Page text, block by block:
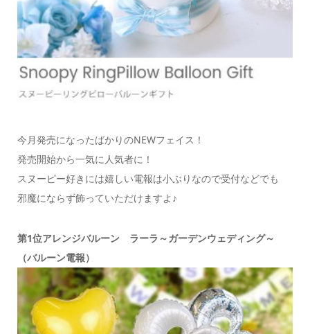
今月発売になったばかりのNEWフェイス！
発売開始から一気に人気者に！
スヌーピー好きには嬉しい電報は小ぶりなので受付などでも
邪魔にならず飾っていただけますよ♪
第1位アレンジバルーン ラーラ～ガーデンウェディング～
（バルーン電報）